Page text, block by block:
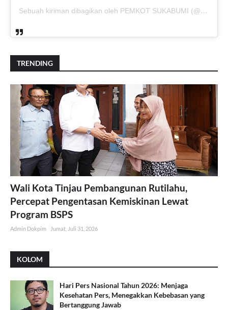
Sebuah kiriman dibagikan oleh PEMKOT SUKABUMI (@pemkotsukabumi_)
TRENDING
Wali Kota Tinjau Pembangunan Rutilahu,
Percepat Pengentasan Kemiskinan Lewat
Program BSPS
Admin Dokpim Jumat, Juli 31, 2026
KOLOM
Hari Pers Nasional Tahun 2026: Menjaga
Kesehatan Pers, Menegakkan Kebebasan yang
Bertanggung Jawab